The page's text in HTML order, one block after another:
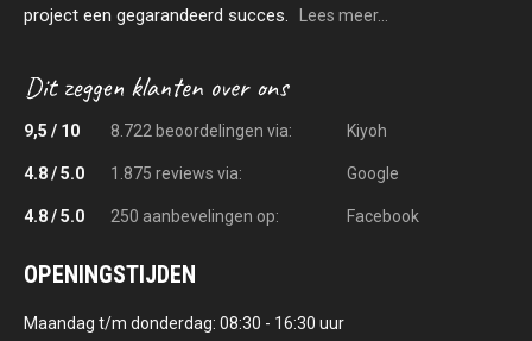
project een gegarandeerd succes.
Lees meer...
9,5 / 10 8.722 beoordelingen via: Kiyoh
4.8 / 5.0 1.875 reviews via: Google
4.8 / 5.0 250 aanbevelingen op: Facebook
OPENINGSTIJDEN
Maandag t/m donderdag: 08:30 - 16:30 uur